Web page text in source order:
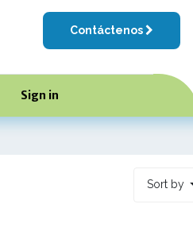
Contáctenos
Sign in
Sort by